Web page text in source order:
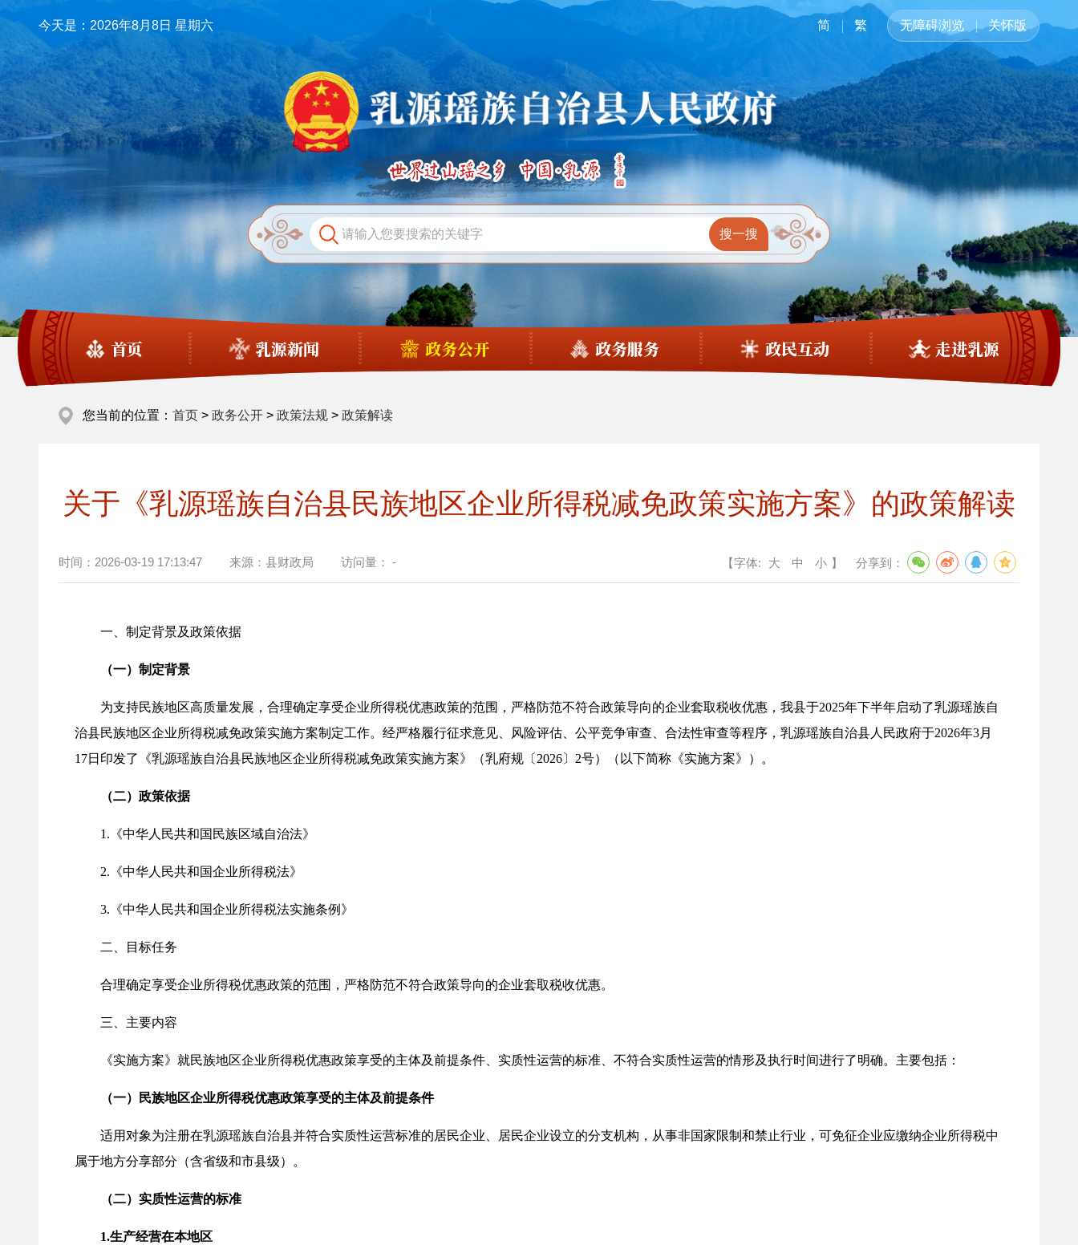
今天是：2026年8月8日 星期六 简 繁 无障碍浏览 关怀版
首页 乳源新闻 政务公开 政务服务 政民互动 走进乳源
您当前的位置： 首页 > 政务公开 > 政策法规 > 政策解读
关于《乳源瑶族自治县民族地区企业所得税减免政策实施方案》的政策解读
时间： 2026-03-19 17:13:47 来源： 县财政局 访问量： - 【字体: 大 中 小 】 分享到：
一、制定背景及政策依据
（一）制定背景
为支持民族地区高质量发展，合理确定享受企业所得税优惠政策的范围，严格防范不符合政策导向的企业套取税收优惠，我县于2025年下半年启动了乳源瑶族自
治县民族地区企业所得税减免政策实施方案制定工作。经严格履行征求意见、风险评估、公平竞争审查、合法性审查等程序，乳源瑶族自治县人民政府于2026年3月
17日印发了《乳源瑶族自治县民族地区企业所得税减免政策实施方案》（乳府规〔2026〕2号）（以下简称《实施方案》）。
（二）政策依据
1.《中华人民共和国民族区域自治法》
2.《中华人民共和国企业所得税法》
3.《中华人民共和国企业所得税法实施条例》
二、目标任务
合理确定享受企业所得税优惠政策的范围，严格防范不符合政策导向的企业套取税收优惠。
三、主要内容
《实施方案》就民族地区企业所得税优惠政策享受的主体及前提条件、实质性运营的标准、不符合实质性运营的情形及执行时间进行了明确。主要包括：
（一）民族地区企业所得税优惠政策享受的主体及前提条件
适用对象为注册在乳源瑶族自治县并符合实质性运营标准的居民企业、居民企业设立的分支机构，从事非国家限制和禁止行业，可免征企业应缴纳企业所得税中
属于地方分享部分（含省级和市县级）。
（二）实质性运营的标准
1.生产经营在本地区